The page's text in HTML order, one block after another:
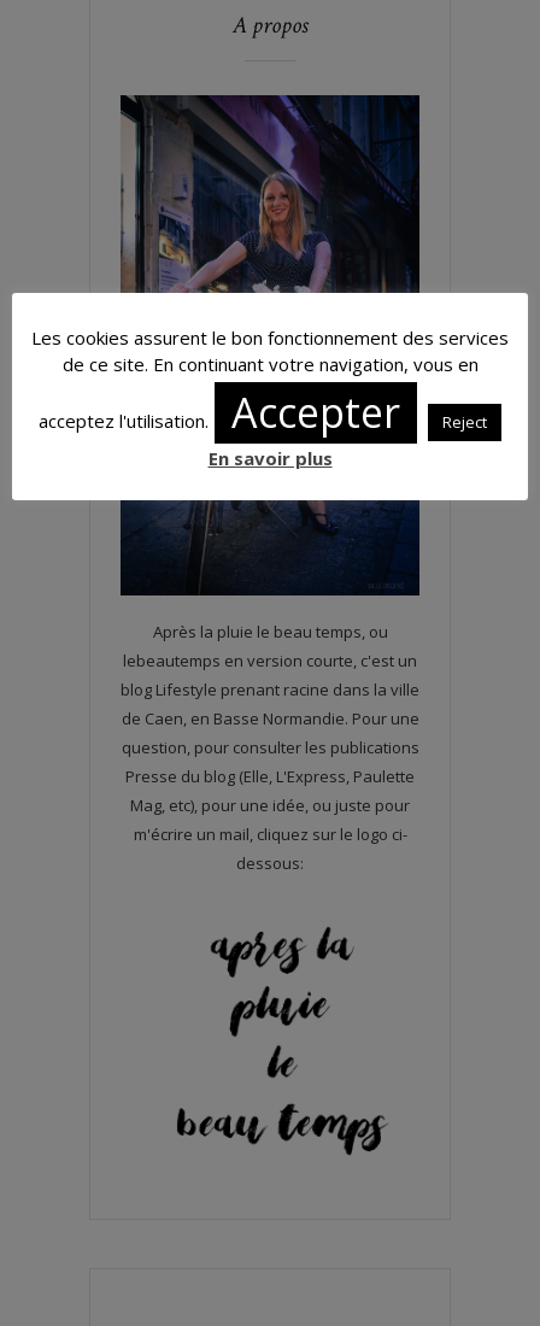
A propos
Après la pluie le beau temps, ou
lebeautemps en version courte, c'est un
blog Lifestyle prenant racine dans la ville
de Caen, en Basse Normandie. Pour une
question, pour consulter les publications
Presse du blog (Elle, L'Express, Paulette
Mag, etc), pour une idée, ou juste pour
m'écrire un mail, cliquez sur le logo ci-
dessous:
Les cookies assurent le bon fonctionnement des services
de ce site. En continuant votre navigation, vous en
acceptez l'utilisation. Accepter Reject
En savoir plus